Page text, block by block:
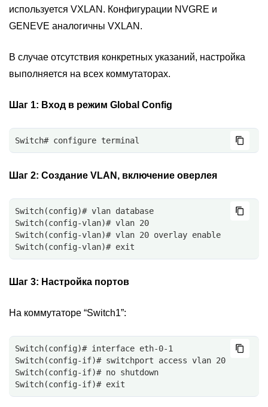
используется VXLAN. Конфигурации NVGRE и
GENEVE аналогичны VXLAN.
В случае отсутствия конкретных указаний, настройка
выполняется на всех коммутаторах.
Шаг 1: Вход в режим Global Config
Switch# configure terminal
Шаг 2: Создание VLAN, включение оверлея
Switch(config)# vlan database
Switch(config-vlan)# vlan 20
Switch(config-vlan)# vlan 20 overlay enable
Switch(config-vlan)# exit
Шаг 3: Настройка портов
На коммутаторе “Switch1”:
Switch(config)# interface eth-0-1
Switch(config-if)# switchport access vlan 20
Switch(config-if)# no shutdown
Switch(config-if)# exit